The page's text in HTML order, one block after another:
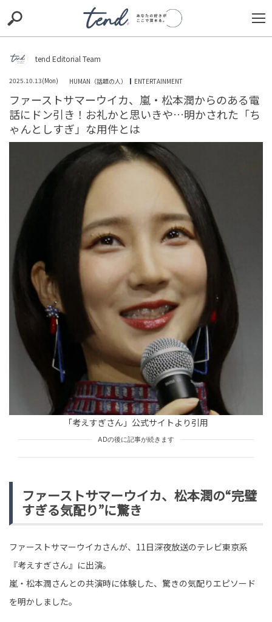
trill nordot RECOMMEND ARENA TOP
「学校、行きたくないよね…」いじめられてしまった息
子。だが、突然いじめっ子が引っ越しすることに、一体
TREND（トレンド深堀）
STORY
tend Editorial Team
「もしかして、私、嫌われてる？」なぜか私のことを無
視するママ友。これって私が悪いの？
TREND（トレンド深堀）
STORY
tend Editorial Team
これって本当にみみっち…？投稿主「油絵欲しい人い
る？」→あまりのクオリティに「欲しいです」の声続
出！
未分類
tend Editorial Team
2025.10.13(Mon) HUMAN（話題の人） ENTERTAINMENT
ファーストサマーウイカ、嵐・松本潤からのある電
話にドン引き！お礼かと思いきや…明かされた「ち
ゃんとしすぎ」な用件とは
「考えすぎさん」公式サイトより引用
ADの後に記事が続きます
ファーストサマーウイカ、松本潤の“完璧
すぎる気配り”に驚き
ファーストサマーウイカさんが、11日深夜放送のテレビ東京系
『考えすぎさん』に出演。
嵐・松本潤さんとの共演時に体験した、驚きの気配りエピソード
を明かしました。